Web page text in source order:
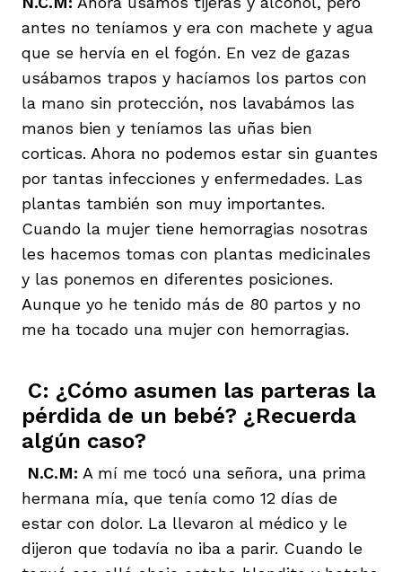
antes no teníamos y era con machete y agua
que se hervía en el fogón. En vez de gazas
usábamos trapos y hacíamos los partos con
la mano sin protección, nos lavabámos las
manos bien y teníamos las uñas bien
corticas. Ahora no podemos estar sin guantes
por tantas infecciones y enfermedades. Las
plantas también son muy importantes.
Cuando la mujer tiene hemorragias nosotras
les hacemos tomas con plantas medicinales
y las ponemos en diferentes posiciones.
Aunque yo he tenido más de 80 partos y no
me ha tocado una mujer con hemorragias.
C: ¿Cómo asumen las parteras la
pérdida de un bebé? ¿Recuerda
algún caso?
N.C.M: A mí me tocó una señora, una prima
hermana mía, que tenía como 12 días de
estar con dolor. La llevaron al médico y le
dijeron que todavía no iba a parir. Cuando le